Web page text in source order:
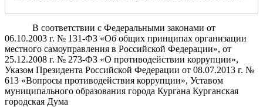
В соответствии с Федеральными законами от
06.10.2003 г. № 131-ФЗ «Об общих принципах организации
местного самоуправления в Российской Федерации», от
25.12.2008 г. № 273-ФЗ «О противодействии коррупции»,
Указом Президента Российской Федерации от 08.07.2013 г. №
613 «Вопросы противодействия коррупции», Уставом
муниципального образования города Кургана Курганская
городская Дума